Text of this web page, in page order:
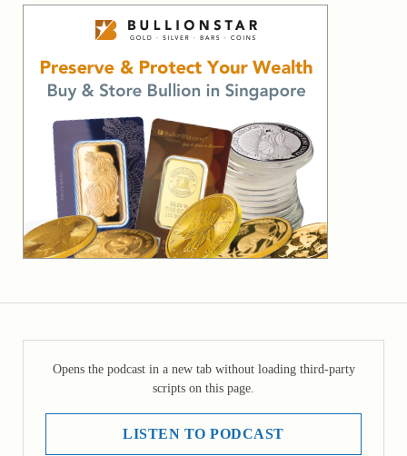
Opens the podcast in a new tab without loading third-party
scripts on this page.
LISTEN TO PODCAST